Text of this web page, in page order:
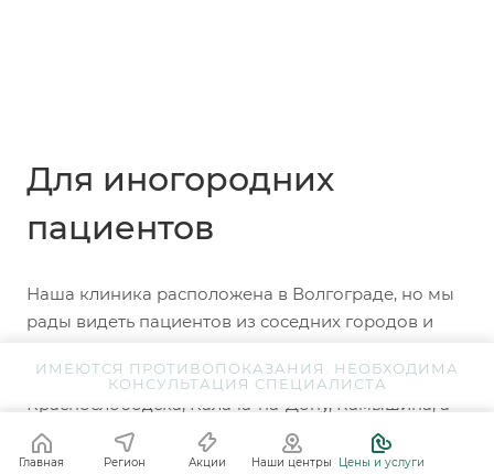
Для иногородних
пациентов
Наша клиника расположена в Волгограде, но мы
рады видеть пациентов из соседних городов и
К нам регулярно обращаются жители Городища,
Краснослободска, Калача-на-Дону, Камышина, а
также из Городищенского, Среднеахтубинского,
Светлоярского, Калачёвского и Иловлинского
ИМЕЮТСЯ ПРОТИВОПОКАЗАНИЯ. НЕОБХОДИМА
КОНСУЛЬТАЦИЯ СПЕЦИАЛИСТА
Главная Регион Акции Наши центры Цены и услуги